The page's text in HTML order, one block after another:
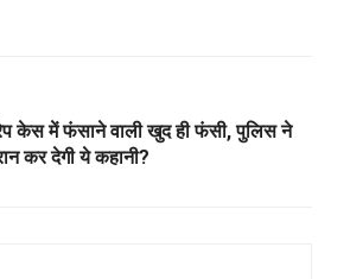
केस में फंसाने वाली खुद ही फंसी, पुलिस ने
कर देगी ये कहानी?